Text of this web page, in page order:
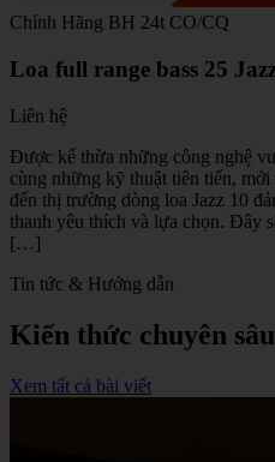
Chính Hãng BH 24t CO/CQ
Loa full range bass 25
Liên hệ
Được kế thừa những công nghệ
cùng những kỹ thuật tiên tiến,
đến thị trường dòng loa Jazz 10
thanh yêu thích và lựa chọn. Đây
[…]
Tin tức & Hướng dẫn
Kiến thức chuyên
Xem tất cả bài viết